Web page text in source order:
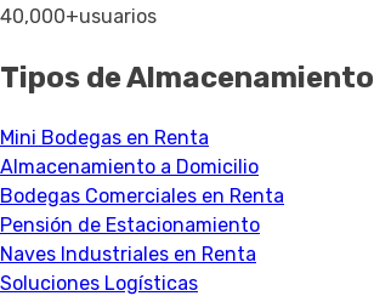
40,000+usuarios
Tipos de Almacenamiento
Mini Bodegas en Renta
Almacenamiento a Domicilio
Bodegas Comerciales en Renta
Pensión de Estacionamiento
Naves Industriales en Renta
Soluciones Logísticas